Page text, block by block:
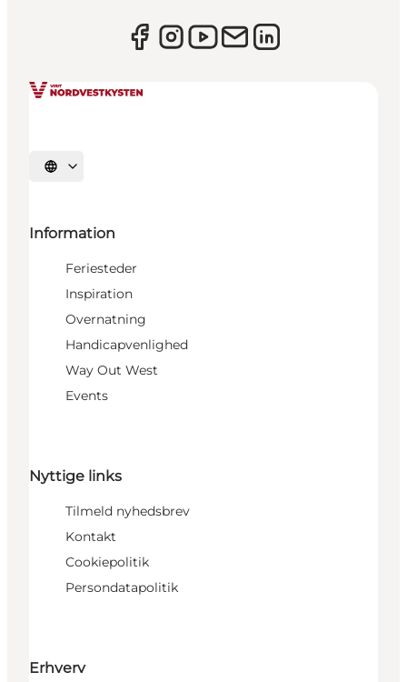
Vælg sprog
Information
Feriesteder
Inspiration
Overnatning
Handicapvenlighed
Way Out West
Events
Nyttige links
Tilmeld nyhedsbrev
Kontakt
Cookiepolitik
Persondatapolitik
Erhverv